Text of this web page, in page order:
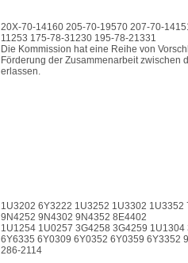
20X-70-14160 205-70-19570 207-70-
11253 175-78-31230 195-78-21331
Die Kommission hat eine Reihe von
Förderung der Zusammenarbeit
erlassen.
1U3202 6Y3222 1U3252 1U3302
9N4252 9N4302 9N4352 8E4402
1U1254 1U0257 3G4258 3G4259
6Y6335 6Y0309 6Y0352 6Y0359 6Y3352
286-2114